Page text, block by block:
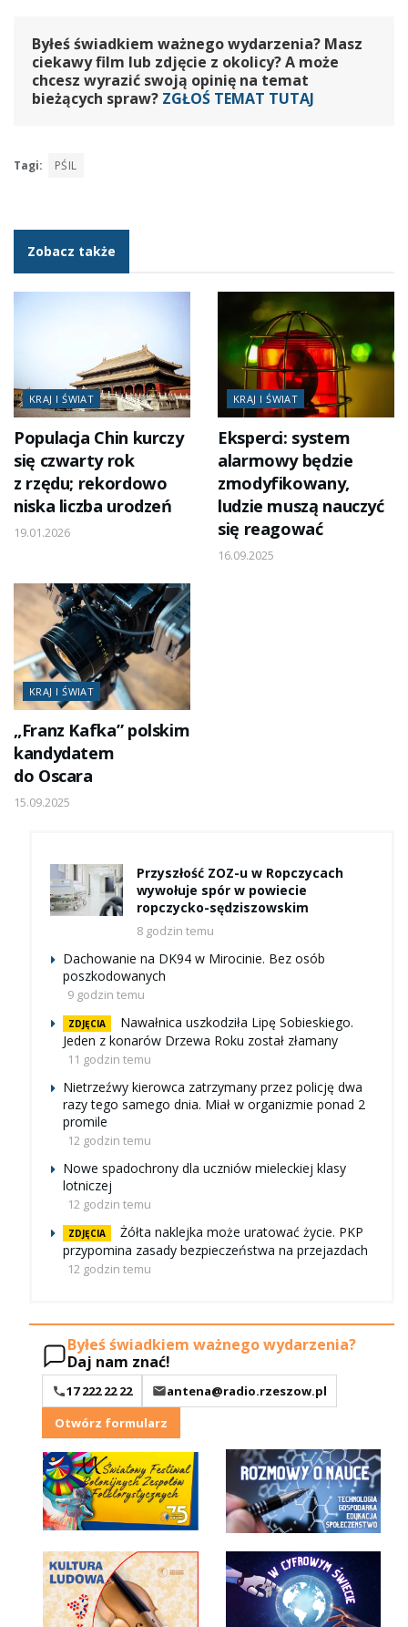
Byłeś świadkiem ważnego wydarzenia? Masz
ciekawy film lub zdjęcie z okolicy? A może
chcesz wyrazić swoją opinię na temat
bieżących spraw? ZGŁOŚ TEMAT TUTAJ
Tagi: PŚIL
Zobacz także
KRAJ I ŚWIAT
Populacja Chin kurczy
się czwarty rok
z rzędu; rekordowo
niska liczba urodzeń
19.01.2026
KRAJ I ŚWIAT
Eksperci: system
alarmowy będzie
zmodyfikowany,
ludzie muszą nauczyć
się reagować
16.09.2025
KRAJ I ŚWIAT
„Franz Kafka” polskim
kandydatem
do Oscara
15.09.2025
Przyszłość ZOZ-u w Ropczycach
wywołuje spór w powiecie
ropczycko-sędziszowskim
8 godzin temu
Dachowanie na DK94 w Mirocinie. Bez osób
poszkodowanych
9 godzin temu
ZDJĘCIA
Nawałnica uszkodziła Lipę Sobieskiego.
Jeden z konarów Drzewa Roku został złamany
11 godzin temu
Nietrzeźwy kierowca zatrzymany przez policję dwa
razy tego samego dnia. Miał w organizmie ponad 2
promile
12 godzin temu
Nowe spadochrony dla uczniów mieleckiej klasy
lotniczej
12 godzin temu
ZDJĘCIA
Żółta naklejka może uratować życie. PKP
przypomina zasady bezpieczeństwa na przejazdach
12 godzin temu
Byłeś świadkiem ważnego wydarzenia?
Daj nam znać!
17 222 22 22
antena@radio.rzeszow.pl
Otwórz formularz